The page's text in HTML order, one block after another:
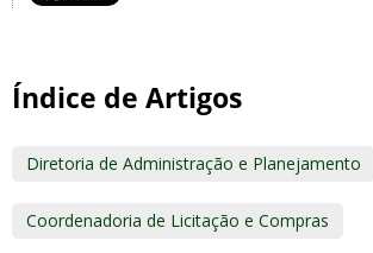
Índice de Artigos
Diretoria de Administração e Planejamento
Coordenadoria de Licitação e Compras